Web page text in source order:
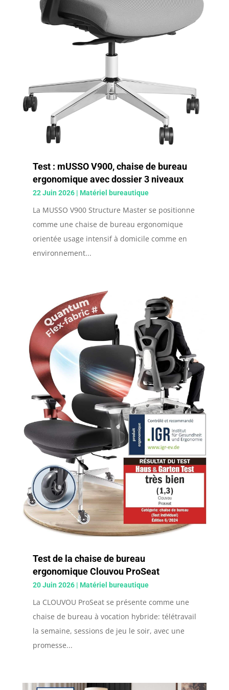
Test : mUSSO V900, chaise de bureau
ergonomique avec dossier 3 niveaux
22 Juin 2026| Matériel bureautique
La MUSSO V900 Structure Master se positionne
comme une chaise de bureau ergonomique
orientée usage intensif à domicile comme en
environnement...
Test de la chaise de bureau
ergonomique Clouvou ProSeat
20 Juin 2026| Matériel bureautique
La CLOUVOU ProSeat se présente comme une
chaise de bureau à vocation hybride: télétravail
la semaine, sessions de jeu le soir, avec une
promesse...